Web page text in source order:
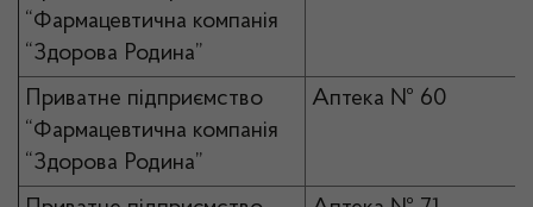
“Фармацевтична компанія
“Здорова Родина”
Приватне підприємство
“Фармацевтична компанія
“Здорова Родина”
Аптека № 60